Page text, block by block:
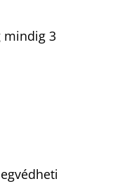
mindig 3